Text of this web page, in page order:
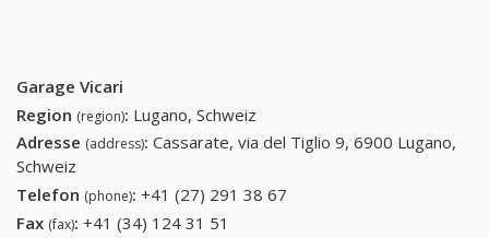
Garage Vicari
Region (region): Lugano, Schweiz
Adresse (address): Cassarate, via del Tiglio 9, 6900 Lugano,
Schweiz
Telefon (phone): +41 (27) 291 38 67
Fax (fax): +41 (34) 124 31 51